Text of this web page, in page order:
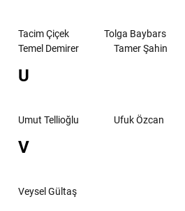
Tacim Çiçek Tolga Baybars
Temel Demirer
Tamer Şahin
U
Umut Tellioğlu Ufuk Özcan
V
Veysel Gültaş